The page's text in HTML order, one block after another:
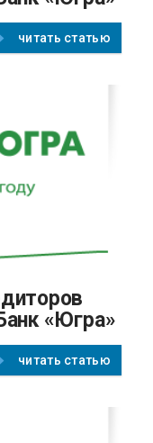
читать статью
«Югра»
читать статью